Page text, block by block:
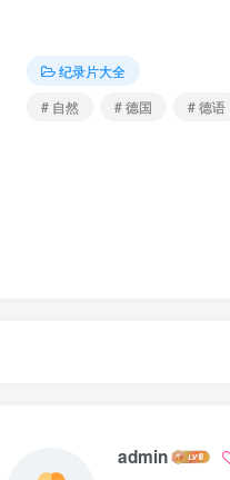
纪录片大全
# 自然
# 德国 # 德语
admin